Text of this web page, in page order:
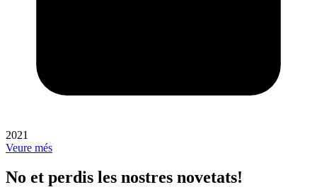
2021
Veure més
No et perdis les nostres novetats!